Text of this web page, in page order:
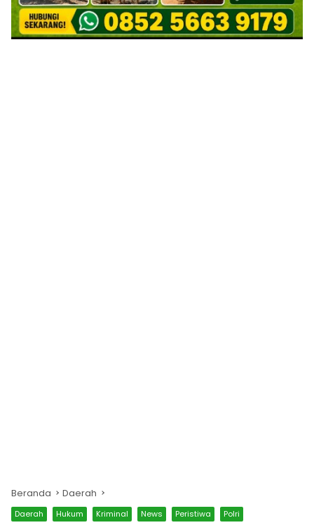
Beranda Daerah
Daerah Hukum Kriminal News Peristiwa Polri